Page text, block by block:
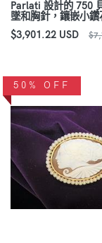
Parlati 設計的 750
墜和胸針，鑲嵌小鑽
$3,901.22 USD
50% OFF